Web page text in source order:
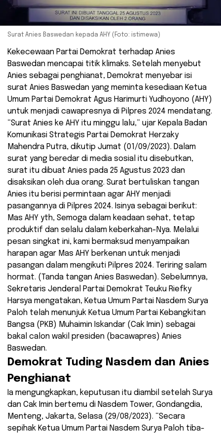
Surat Anies Baswedan kepada AHY (Foto: istimewa)
Kekecewaan Partai Demokrat terhadap Anies
Baswedan mencapai titik klimaks. Setelah menyebut
Anies sebagai penghianat, Demokrat menyebar isi
surat Anies Baswedan yang meminta kesediaan Ketua
Umum Partai Demokrat Agus Harimurti Yudhoyono (AHY)
untuk menjadi cawapresnya di Pilpres 2024 mendatang.
“Surat Anies ke AHY itu minggu lalu,” ujar Kepala Badan
Komunikasi Strategis Partai Demokrat Herzaky
Mahendra Putra, dikutip Jumat (01/09/2023). Dalam
surat yang beredar di media sosial itu disebutkan,
surat itu dibuat Anies pada 25 Agustus 2023 dan
disaksikan oleh dua orang. Surat bertuliskan tangan
Anies itu berisi permintaan agar AHY menjadi
pasangannya di Pilpres 2024. Isinya sebagai berikut:
Mas AHY yth, Semoga dalam keadaan sehat, tetap
produktif dan selalu dalam keberkahan-Nya. Melalui
pesan singkat ini, kami bermaksud menyampaikan
harapan agar Mas AHY berkenan untuk menjadi
pasangan dalam mengikuti Pilpres 2024. Teriring salam
hormat. (Tanda tangan Anies Baswedan). Sebelumnya,
Sekretaris Jenderal Partai Demokrat Teuku Riefky
Harsya mengatakan, Ketua Umum Partai Nasdem Surya
Paloh telah menunjuk Ketua Umum Partai Kebangkitan
Bangsa (PKB) Muhaimin Iskandar (Cak Imin) sebagai
bakal calon wakil presiden (bacawapres) Anies
Baswedan.
Demokrat Tuding Nasdem dan Anies
Penghianat
Ia mengungkapkan, keputusan itu diambil setelah Surya
dan Cak Imin bertemu di Nasdem Tower, Gondangdia,
Menteng, Jakarta, Selasa (29/08/2023). “Secara
sepihak Ketua Umum Partai Nasdem Surya Paloh tiba-